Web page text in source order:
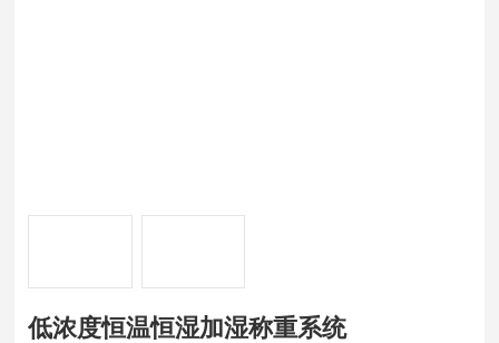
低浓度恒温恒湿加湿称重系统